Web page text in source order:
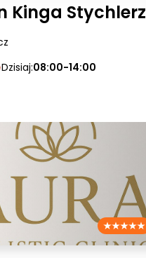
Kinga Stychlerz
Dzisiaj:08:00-14:00